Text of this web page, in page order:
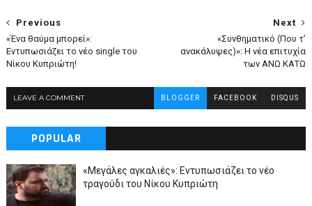
Next
«Συνθηματικό (Που τ’
ανακάλυψες)»: Η νέα επιτυχία
των ΑΝΩ ΚΑΤΩ
Previous
«Ένα θαύμα μπορεί»:
Εντυπωσιάζει το νέο single του
Νίκου Κυπριώτη!
LEAVE A COMMENT BLOGGER FACEBOOK DISQUS
POPULAR
«Μεγάλες αγκαλιές»: Εντυπωσιάζει το νέο
τραγούδι του Νίκου Κυπριώτη